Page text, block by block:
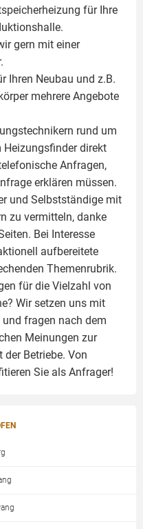
für Ihre
gern mit einer
Ihren Neubau und z.B.
mehrere Angebote
rund um
direkt
Anfragen,
erklären müssen.
und Selbstständige mit
zu vermitteln, danke
Bei Interesse
aufbereitete
Themenrubrik.
für die Vielzahl von
Wir setzen uns mit
fragen nach dem
Meinungen zur
Betriebe. Von
Sie als Anfrager!